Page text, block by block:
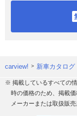
carview! 新車カタログ
※ 掲載しているすべての
時の価格のため、掲載
メーカーまたは取扱販